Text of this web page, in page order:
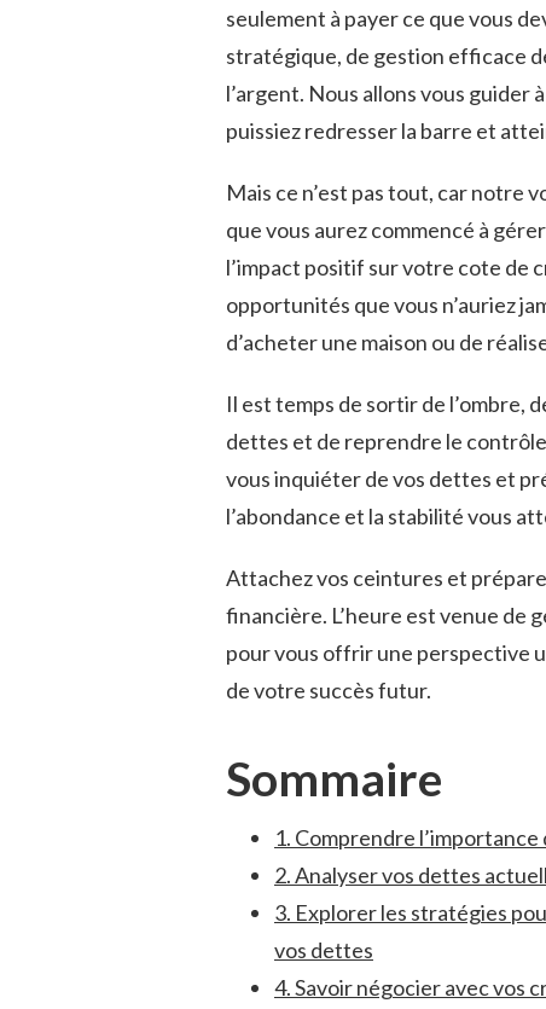
seulement à payer ce que vous
stratégique, de gestion efficace
l’argent. Nous allons vous guider
puissiez redresser la barre et
Mais ce ‌n’est pas tout, car notre
que vous aurez commencé à
l’impact positif sur votre cote de‌
opportunités que vous n’auriez
d’acheter une ‍maison ou de
Il⁢ est temps de sortir de ​l’ombre,
dettes et de reprendre le
vous inquiéter‌ de vos ‌dettes et
l’abondance et la stabilité vous
Attachez vos ceintures ⁣et⁤
financière. L’heure est venue ⁣de
pour vous offrir une perspective
de votre ⁤succès futur.
Sommaire
1. Comprendre
2. Analyser vos dettes
3. Explorer les stratégies
vos ⁢dettes
4. Savoir négocier avec ‍vos⁤